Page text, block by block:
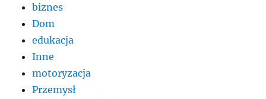
biznes
Dom
edukacja
Inne
motoryzacja
Przemysł